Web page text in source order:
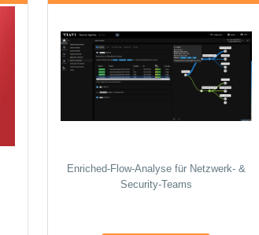
Enriched‑Flow‑Analyse für Netzwerk‑ &
Security‑Teams